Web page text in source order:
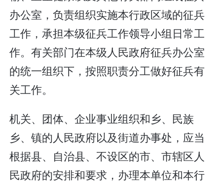
办公室，负责组织实施本行政区域的征兵
工作，承担本级征兵工作领导小组日常工
作。有关部门在本级人民政府征兵办公室
的统一组织下，按照职责分工做好征兵有
关工作。
机关、团体、企业事业组织和乡、民族
乡、镇的人民政府以及街道办事处，应当
根据县、自治县、不设区的市、市辖区人
民政府的安排和要求，办理本单位和本行